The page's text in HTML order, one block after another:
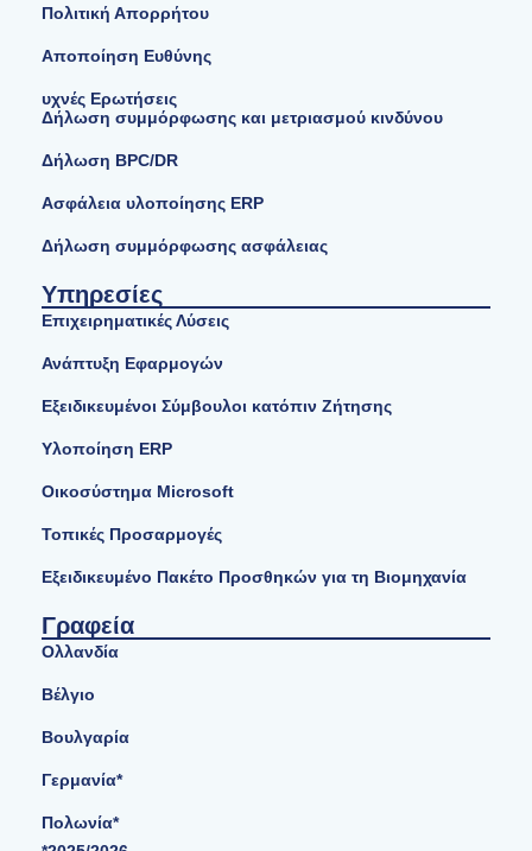
Πολιτική Απορρήτου
Αποποίηση Ευθύνης
υχνές Ερωτήσεις
Δήλωση συμμόρφωσης και μετριασμού κινδύνου
Δήλωση BPC/DR
Ασφάλεια υλοποίησης ERP
Δήλωση συμμόρφωσης ασφάλειας
Υπηρεσίες
Επιχειρηματικές Λύσεις
Ανάπτυξη Εφαρμογών
Εξειδικευμένοι Σύμβουλοι κατόπιν Ζήτησης
Υλοποίηση ERP
Οικοσύστημα Microsoft
Τοπικές Προσαρμογές
Εξειδικευμένο Πακέτο Προσθηκών για τη Βιομηχανία
Γραφεία
Ολλανδία
Βέλγιο
Βουλγαρία
Γερμανία*
Πολωνία*